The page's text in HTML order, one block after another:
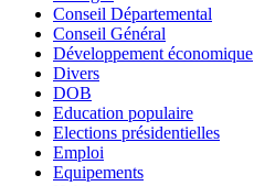
Conseil Départemental
Conseil Général
Développement économique
Divers
DOB
Education populaire
Elections présidentielles
Emploi
Equipements